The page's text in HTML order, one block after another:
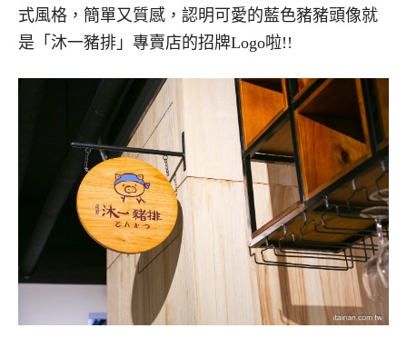
式風格，簡單又質感，認明可愛的藍色豬豬頭像就
是「沐一豬排」專賣店的招牌Logo啦!!